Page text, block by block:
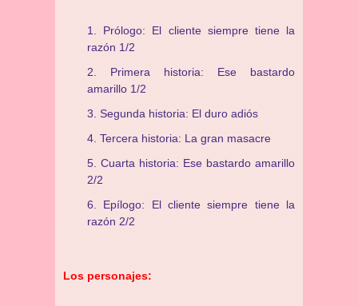
Prólogo: El cliente siempre tiene la
razón 1/2
Primera historia: Ese bastardo
amarillo 1/2
Segunda historia: El duro adiós
Tercera historia: La gran masacre
Cuarta historia: Ese bastardo amarillo
2/2
Epílogo: El cliente siempre tiene la
razón 2/2
Los personajes: